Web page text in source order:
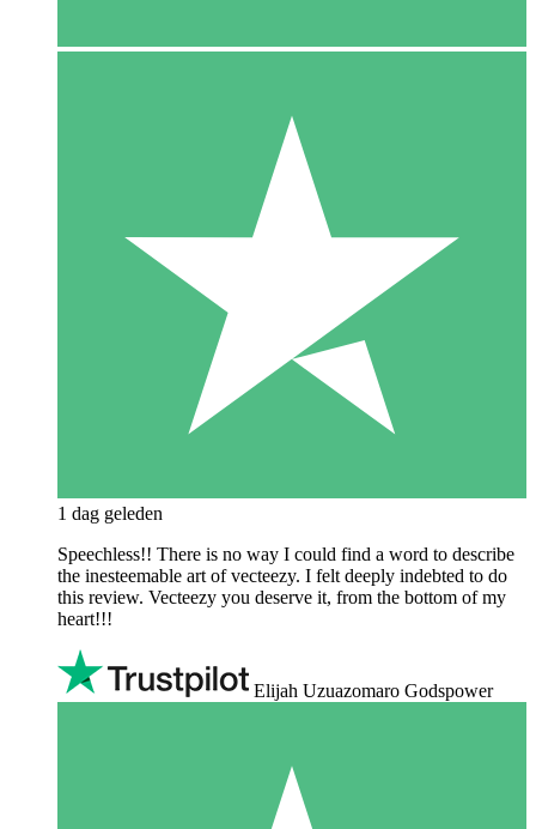
1 dag geleden
Speechless!! There is no way I could find a word to describe
the inesteemable art of vecteezy. I felt deeply indebted to do
this review. Vecteezy you deserve it, from the bottom of my
heart!!!
Elijah Uzuazomaro Godspower